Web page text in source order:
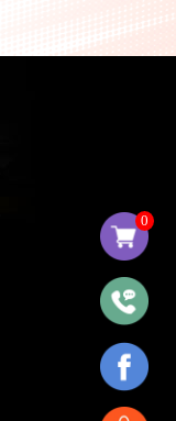
0